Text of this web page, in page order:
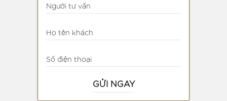
Người tư vấn
Họ tên khách
Số điện thoại
GỬI NGAY